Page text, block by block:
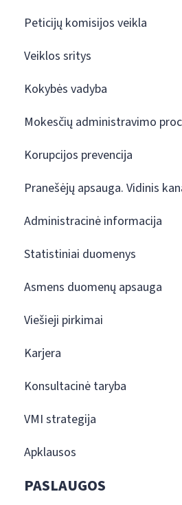
Peticijų komisijos veikla
Veiklos sritys
Kokybės vadyba
Mokesčių administravimo
Korupcijos prevencija
Pranešėjų apsauga. Vidinis
Administracinė informacija
Statistiniai duomenys
Asmens duomenų apsauga
Viešieji pirkimai
Karjera
Konsultacinė taryba
VMI strategija
Apklausos
PASLAUGOS